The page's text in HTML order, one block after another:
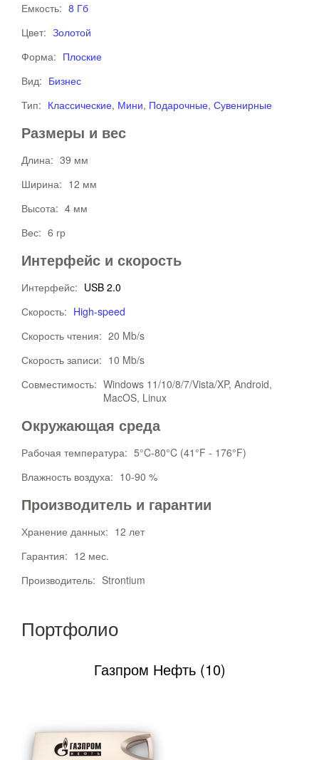
Емкость: 8 Гб
Цвет: Золотой
Форма: Плоские
Вид: Бизнес
Тип: Классические, Мини, Подарочные, Сувенирные
Размеры и вес
Длина: 39 мм
Ширина: 12 мм
Высота: 4 мм
Вес: 6 гр
Интерфейс и скорость
Интерфейс: USB 2.0
Скорость: High-speed
Скорость чтения: 20 Mb/s
Скорость записи: 10 Mb/s
Совместимость: Windows 11/10/8/7/Vista/XP, Android,
MacOS, Linux
Окружающая среда
Рабочая температура: 5°C-80°C (41°F - 176°F)
Влажность воздуха: 10-90 %
Производитель и гарантии
Хранение данных: 12 лет
Гарантия: 12 мес.
Производитель: Strontium
Портфолио
Газпром Нефть (10)